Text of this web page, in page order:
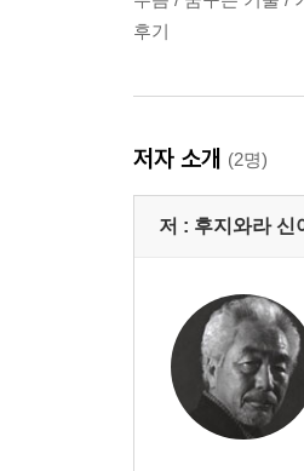
후기
저자 소개 (2명)
저 : 후지와라 신